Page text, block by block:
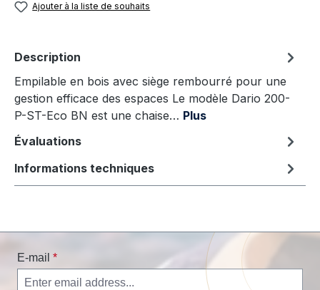
Ajouter à la liste de souhaits
Description
Empilable en bois avec siège rembourré pour une
gestion efficace des espaces Le modèle Dario 200-
P-ST-Eco BN est une chaise… Plus
Évaluations
Informations techniques
E-mail *